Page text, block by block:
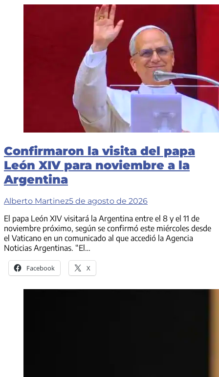
Confirmaron la visita del papa
León XIV para noviembre a la
Argentina
Alberto Martinez5 de agosto de 2026
El papa León XIV visitará la Argentina entre el 8 y el 11 de
noviembre próximo, según se confirmó este miércoles desde
el Vaticano en un comunicado al que accedió la Agencia
Noticias Argentinas. “El…
Facebook X